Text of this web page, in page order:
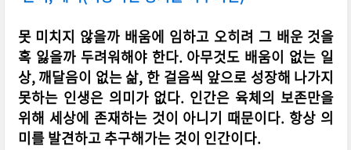
못 미치지 않을까 배움에 임하고 오히려 그 배운 것을
혹 잃을까 두려워해야 한다. 아무것도 배움이 없는 일
상, 깨달음이 없는 삶, 한 걸음씩 앞으로 성장해 나가지
못하는 인생은 의미가 없다. 인간은 육체의 보존만을
위해 세상에 존재하는 것이 아니기 때문이다. 항상 의
미를 발견하고 추구해가는 것이 인간이다.